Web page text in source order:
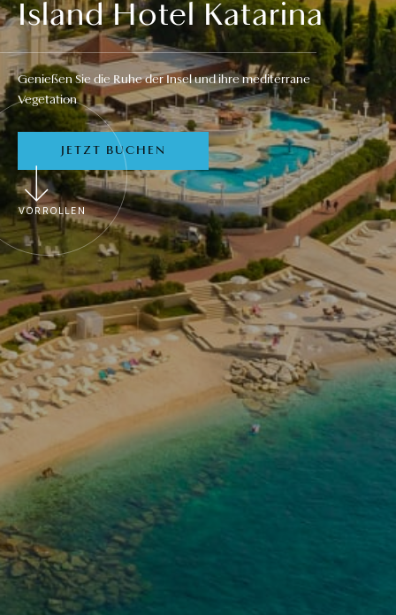
Island Hotel Katarina
Genießen Sie die Ruhe der Insel und ihre mediterrane
Vegetation
JETZT BUCHEN
VORROLLEN